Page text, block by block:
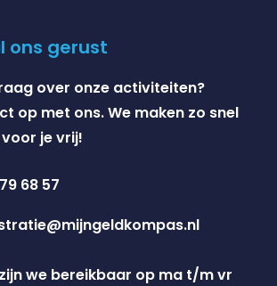
ons gerust
over onze activiteiten?
op met ons. We maken zo snel
je vrij!
68 57
we bereikbaar op ma t/m vr